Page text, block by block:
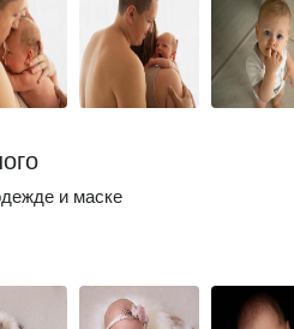
и маске